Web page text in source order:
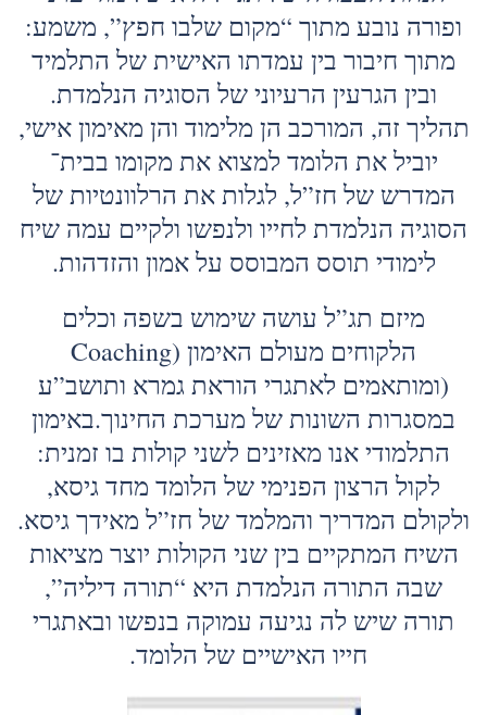
ופורה נובע מתוך “מקום שלבו חפץ”, משמע:
מתוך חיבור בין עמדתו האישית של התלמיד
ובין הגרעין הרעיוני של הסוגיה הנלמדת.
תהליך זה, המורכב הן מלימוד והן מאימון אישי,
יוביל את הלומד למצוא את מקומו בבית־
המדרש של חז”ל, לגלות את הרלוונטיות של
הסוגיה הנלמדת לחייו ולנפשו ולקיים עמה שיח
לימודי תוסס המבוסס על אמון והזדהות.
מיזם תג”ל עושה שימוש בשפה וכלים
הלקוחים מעולם האימון (Coaching
(ומותאמים לאתגרי הוראת גמרא ותושב”ע
במסגרות השונות של מערכת החינוך.באימון
התלמודי אנו מאזינים לשני קולות בו זמנית:
לקול הרצון הפנימי של הלומד מחד גיסא,
ולקולם המדריך והמלמד של חז”ל מאידך גיסא.
השיח המתקיים בין שני הקולות יוצר מציאות
שבה התורה הנלמדת היא “תורה דיליה”,
תורה שיש לה נגיעה עמוקה בנפשו ובאתגרי
חייו האישיים של הלומד.